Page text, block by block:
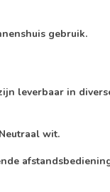
gebruik.
leverbaar in
wit.